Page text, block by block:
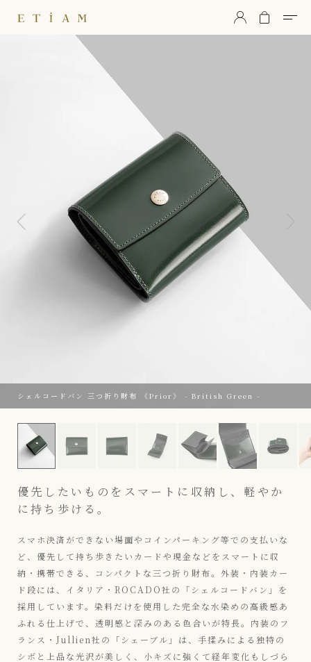
シェルコードバン 三つ折り財布 《Prior》 - British Green -
シェルコードバン 三つ折り財布 《Prior》 - British Green -
優先したいものをスマートに収納し、軽やか
に持ち歩ける。
スマホ決済ができない場面やコインパーキング等での支払いな
ど、優先して持ち歩きたいカードや現金などをスマートに収
納・携帯できる、コンパクトな三つ折り財布。外装・内装カー
ド段には、イタリア・ROCADO社の「シェルコードバン」を
採用しています。染料だけを使用した完全な水染めの高級感あ
ふれる仕上げで、透明感と深みのある色合いが特長。内装のフ
ランス・Jullien社の「シェーブル」は、手揉みによる独特の
シボと上品な光沢が美しく、小キズに強くて経年変化もしづら